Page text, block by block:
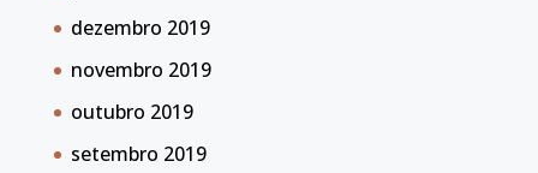
dezembro 2019
novembro 2019
outubro 2019
setembro 2019